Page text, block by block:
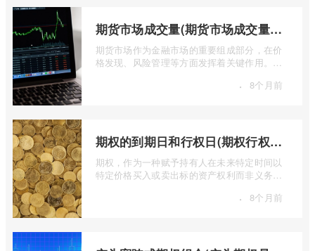
期货市场成交量(期货市场成交量萎缩)
期货市场作为金融市场的重要组成部分，在价
格发现、风险管理等方面发挥着关键作用。近
· 8个月前
期权的到期日和行权日(期权行权日到期虚值期权都将清零)
期权，作为一种赋予持有人在未来特定时间以
特定价格买入或卖出标的资产权利而非义务的
· 8个月前